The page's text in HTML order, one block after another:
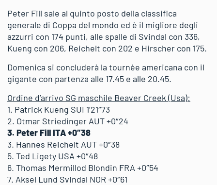
Peter Fill sale al quinto posto della classifica
generale di Coppa del mondo ed è il migliore degli
azzurri con 174 punti, alle spalle di Svindal con 336,
Kueng con 206, Reichelt con 202 e Hirscher con 175.
Domenica si concluderà la tournèe americana con il
gigante con partenza alle 17.45 e alle 20.45.
Ordine d’arrivo SG maschile Beaver Creek (Usa):
1. Patrick Kueng SUI 1’21″73
2. Otmar Striedinger AUT +0″24
3. Peter Fill ITA +0″38
3. Hannes Reichelt AUT +0″38
5. Ted Ligety USA +0″48
6. Thomas Mermillod Blondin FRA +0″54
7. Aksel Lund Svindal NOR +0″61